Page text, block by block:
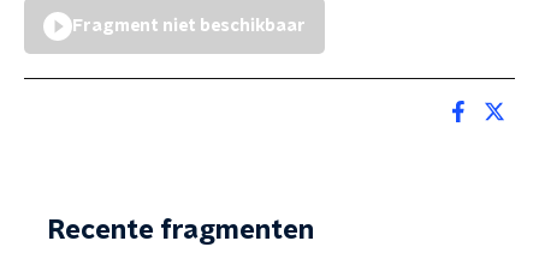
Fragment niet beschikbaar
Recente fragmenten